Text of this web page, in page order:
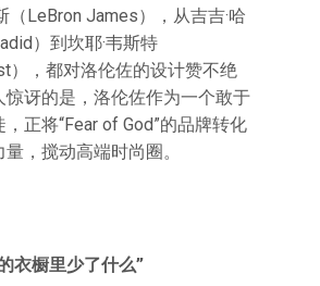
（LeBron James），从吉吉·哈
）到坎耶·韦斯特
），都对洛伦佐的设计赞不绝
惊讶的是，洛伦佐作为一个敢于
正将“Fear of God”的品牌转化
，搅动高端时尚圈。
衣橱里少了什么”